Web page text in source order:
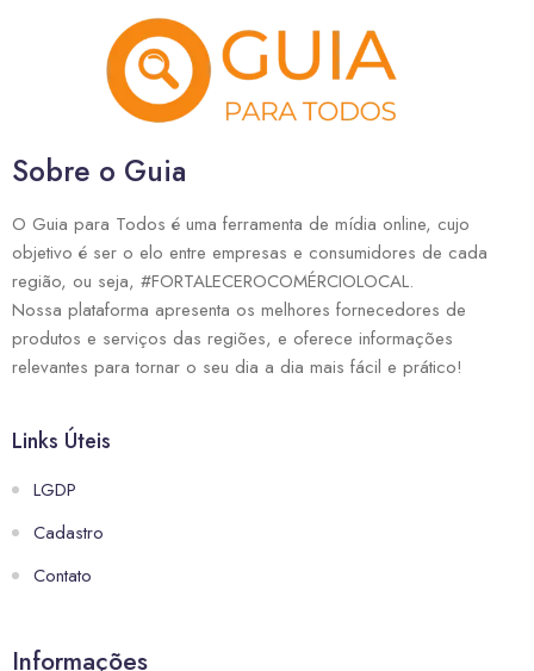
Sobre o Guia
O Guia para Todos é uma ferramenta de mídia online, cujo
objetivo é ser o elo entre empresas e consumidores de cada
região, ou seja, #FORTALECEROCOMÉRCIOLOCAL.
Nossa plataforma apresenta os melhores fornecedores de
produtos e serviços das regiões, e oferece informações
relevantes para tornar o seu dia a dia mais fácil e prático!
Links Úteis
LGDP
Cadastro
Contato
Informações